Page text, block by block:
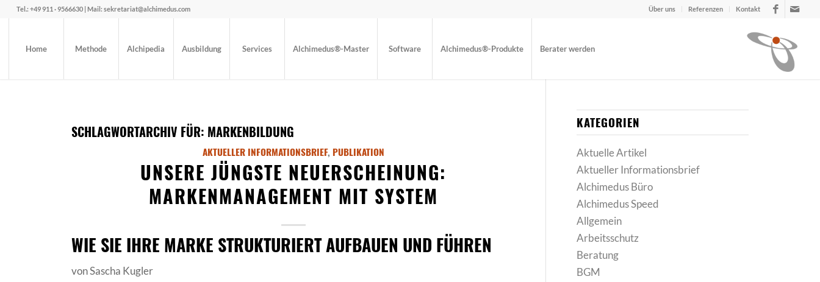
Über uns Referenzen Kontakt
Tel.: +49 911 · 9566630 | Mail: sekretariat@alchimedus.com
Home Methode Alchipedia Ausbildung Services Alchimedus®-Master Software Alchimedus®-Produkte Berater werden
SCHLAGWORTARCHIV FÜR: MARKENBILDUNG
AKTUELLER INFORMATIONSBRIEF, PUBLIKATION
UNSERE JÜNGSTE NEUERSCHEINUNG:
MARKENMANAGEMENT MIT SYSTEM
WIE SIE IHRE MARKE STRUKTURIERT AUFBAUEN UND FÜHREN
von Sascha Kugler
KATEGORIEN
Aktuelle Artikel
Aktueller Informationsbrief
Alchimedus Büro
Alchimedus Speed
Allgemein
Arbeitsschutz
Beratung
BGM